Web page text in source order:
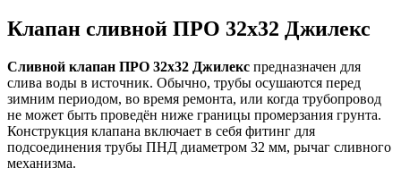
Клапан сливной ПРО 32x32 Джилекс
Сливной клапан ПРО 32x32 Джилекс предназначен для
слива воды в источник. Обычно, трубы осушаются перед
зимним периодом, во время ремонта, или когда трубопровод
не может быть проведён ниже границы промерзания грунта.
Конструкция клапана включает в себя фитинг для
подсоединения трубы ПНД диаметром 32 мм, рычаг сливного
механизма.